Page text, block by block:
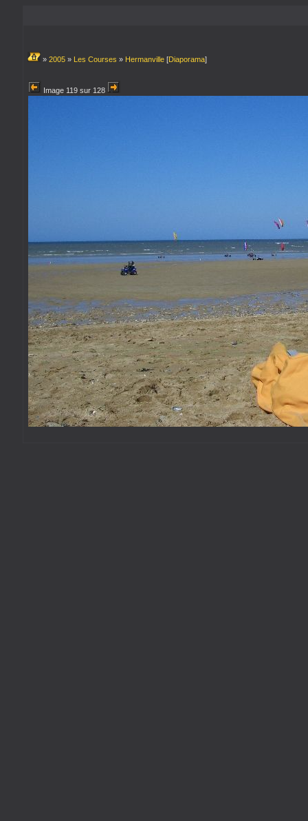
» 2005» Les Courses » Hermanville[Diaporama]
Image 119 sur 128